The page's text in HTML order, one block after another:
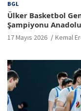
BGL
Ülker Basketbol
Şampiyonu
17 Mayıs 2026 Kemal